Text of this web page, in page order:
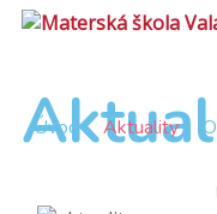
Úvod Aktuality